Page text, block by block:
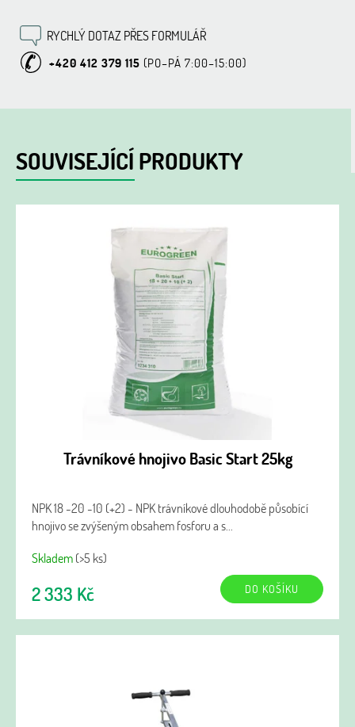
RYCHLÝ DOTAZ PŘES FORMULÁŘ
+420 412 379 115
SOUVISEJÍCÍ PRODUKTY
Trávníkové hnojivo Basic Start 25kg
NPK 18 -20 -10 (+2) - NPK trávníkové dlouhodobě působící
hnojivo se zvýšeným obsahem fosforu a s...
Skladem(>5 ks)
2 333 Kč DO KOŠÍKU